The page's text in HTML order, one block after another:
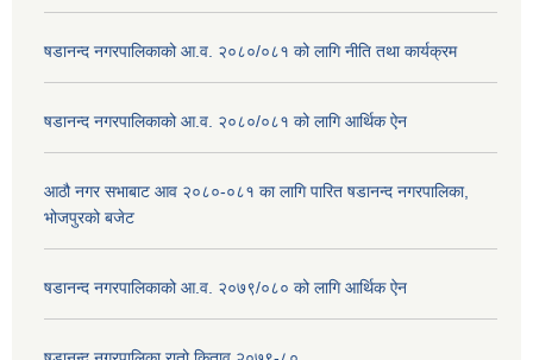
षडानन्द नगरपालिकाको आ.व. २०८०/०८१ को लागि नीति तथा कार्यक्रम
षडानन्द नगरपालिकाको आ.व. २०८०/०८१ को लागि आर्थिक ऐन
आठौ नगर सभाबाट आव २०८०-०८१ का लागि पारित षडानन्द नगरपालिका,
भोजपुरको बजेट
षडानन्द नगरपालिकाको आ.व. २०७९/०८० को लागि आर्थिक ऐन